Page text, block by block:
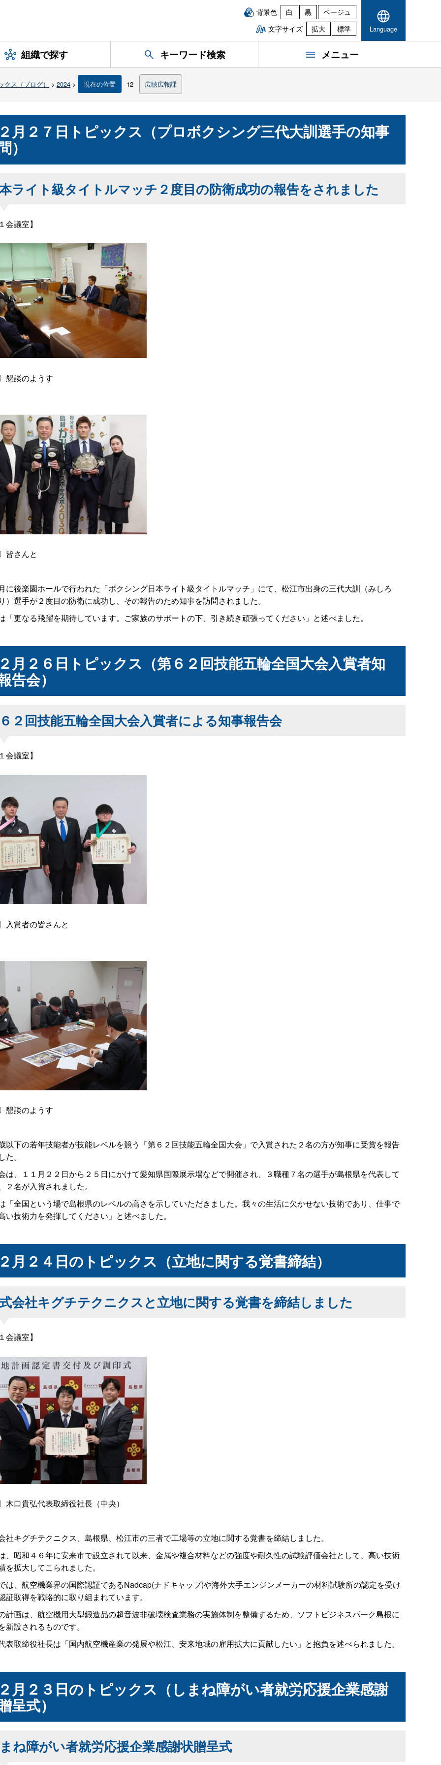
背景色 白 黒
ベージュ
文字サイズ
拡大 標準 Language
組織で探す キーワード検索 メニュー
クス（ブログ） > 2024 > 現在の位置 12 広聴広報課
月２７日トピックス（プロボクシング三代大訓選手の知事
）
ライト級タイトルマッチ２度目の防衛成功の報告をされました
会議室】
懇談のようす
皆さんと
後楽園ホールで行われた「ボクシング日本ライト級タイトルマッチ」にて、松江市出身の三代大訓（みしろ
）選手が２度目の防衛に成功し、その報告のため知事を訪問されました。
更なる飛躍を期待しています。ご家族のサポートの下、引き続き頑張ってください」と述べました。
月２６日トピックス（第６２回技能五輪全国大会入賞者知
告会）
２回技能五輪全国大会入賞者による知事報告会
会議室】
入賞者の皆さんと
懇談のようす
下の若年技能者が技能レベルを競う「第６２回技能五輪全国大会」で入賞された２名の方が知事に受賞を報告
た。
、１１月２２日から２５日にかけて愛知県国際展示場などで開催され、３職種７名の選手が島根県を代表して
２名が入賞されました。
全国という場で島根県のレベルの高さを示していただきました。我々の生活に欠かせない技術であり、仕事で
い技術力を発揮してください」と述べました。
月２４日のトピックス（立地に関する覚書締結）
会社キグチテクニクスと立地に関する覚書を締結しました
会議室】
木口貴弘代表取締役社長（中央）
キグチテクニクス、島根県、松江市の三者で工場等の立地に関する覚書を締結しました。
昭和４６年に安来市で設立されて以来、金属や複合材料などの強度や耐久性の試験評価会社として、高い技術
を拡大してこられました。
、航空機業界の国際認証であるNadcap(ナドキャップ)や海外大手エンジンメーカーの材料試験所の認定を受け
証取得を戦略的に取り組まれています。
画は、航空機用大型鍛造品の超音波非破壊検査業務の実施体制を整備するため、ソフトビジネスパーク島根に
新設されるものです。
取締役社長は「国内航空機産業の発展や松江、安来地域の雇用拡大に貢献したい」と抱負を述べられました。
月２３日のトピックス（しまね障がい者就労応援企業感謝
呈式）
ね障がい者就労応援企業感謝状贈呈式